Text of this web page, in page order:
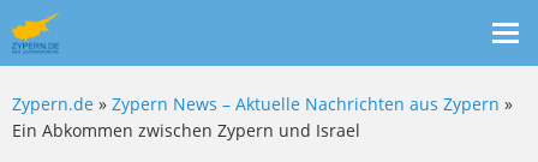
Zypern.de » Zypern News – Aktuelle Nachrichten aus Zypern »
Ein Abkommen zwischen Zypern und Israel